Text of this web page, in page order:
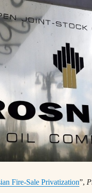
Fire-Sale Privatization”,